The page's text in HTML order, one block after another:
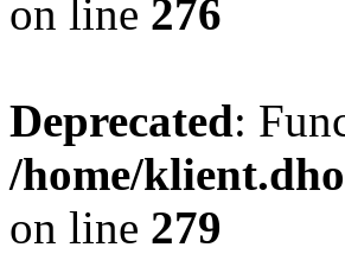
on line 276
Deprecated:
/home/
on line 279